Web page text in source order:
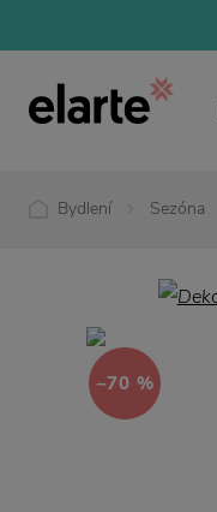
Bydlení Sezóna
−70 %